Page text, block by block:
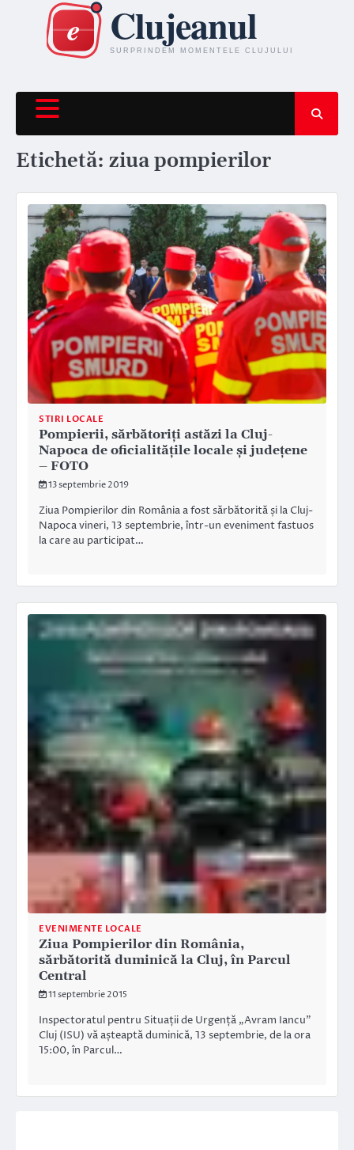
content
Etichetă: ziua pompierilor
STIRI LOCALE
Pompierii, sărbătoriți astăzi la Cluj-
Napoca de oficialitățile locale și județene
– FOTO
13 septembrie 2019
Ziua Pompierilor din România a fost sărbătorită și la Cluj-
Napoca vineri, 13 septembrie, într-un eveniment fastuos
la care au participat…
EVENIMENTE LOCALE
Ziua Pompierilor din România,
sărbătorită duminică la Cluj, în Parcul
Central
11 septembrie 2015
Inspectoratul pentru Situații de Urgență „Avram Iancu”
Cluj (ISU) vă așteaptă duminică, 13 septembrie, de la ora
15:00, în Parcul…